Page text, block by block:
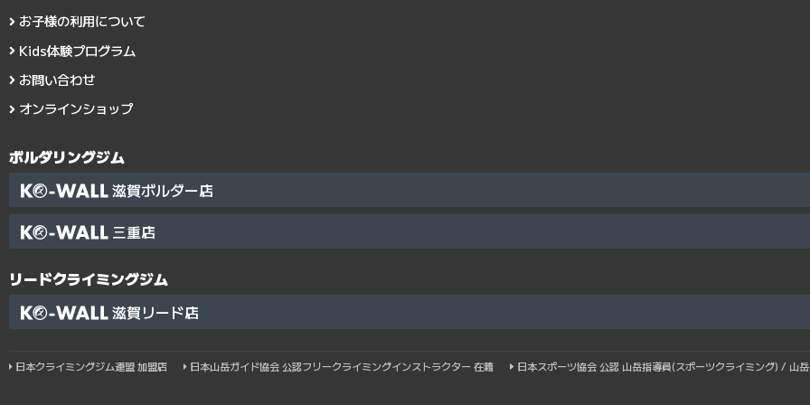
お子様の利用について
Kids体験プログラム
お問い合わせ
オンラインショップ
ボルダリングジム
滋賀ボルダー店
三重店
リードクライミングジム
滋賀リード店
日本クライミングジム連盟 加盟店 日本山岳ガイド協会 公認フリークライミングインストラクター 在籍 日本スポーツ協会 公認 山岳指導員(スポーツクライミング) / 山